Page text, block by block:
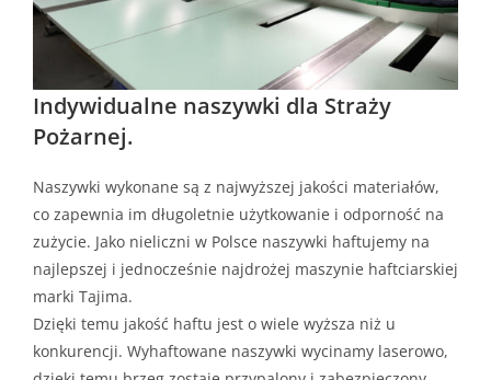
Indywidualne naszywki dla Straży
Pożarnej.
Naszywki wykonane są z najwyższej jakości materiałów,
co zapewnia im długoletnie użytkowanie i odporność na
zużycie. Jako nieliczni w Polsce naszywki haftujemy na
najlepszej i jednocześnie najdrożej maszynie haftciarskiej
marki Tajima.
Dzięki temu jakość haftu jest o wiele wyższa niż u
konkurencji. Wyhaftowane naszywki wycinamy laserowo,